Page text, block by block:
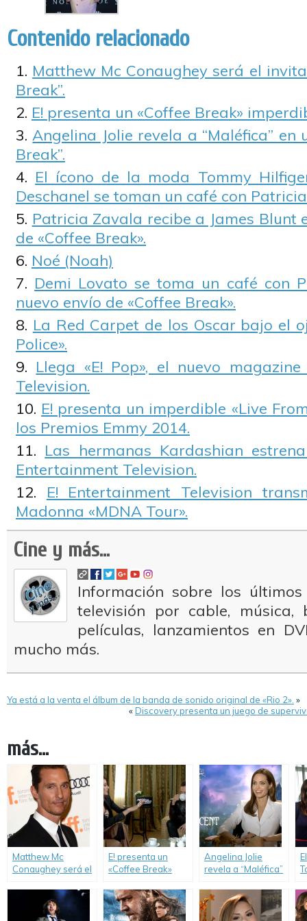
Contenido relacionado
Matthew Mc Conaughey será el
Break”.
E! presenta un «Coffee Break»
Angelina Jolie revela a “Maléfica” en
Break”.
El ícono de la moda Tommy
Deschanel se toman un café con
Patricia Zavala recibe a James Blunt
de «Coffee Break».
Noé (Noah)
Demi Lovato se toma un café con
nuevo envío de «Coffee Break».
La Red Carpet de los Oscar bajo el
Police».
Llega «E! Pop», el nuevo
Television.
E! presenta un imperdible «Live
los Premios Emmy 2014.
Las hermanas Kardashian
Entertainment Television.
E! Entertainment Television
Madonna «MDNA Tour».
Cine y más...
Información sobre los
televisión por cable, música,
películas, lanzamientos en
mucho más.
Ya está a la venta el álbum de la banda de sonido original de «Rio 2». »
«Discovery presenta un juego de
más...
Matthew Mc
Conaughey será el
“Coffee Break”.
E! presenta un
«Coffee Break»
Aaron Paul.
Angelina Jolie
revela a “Maléfica”
“Coffee Break”.